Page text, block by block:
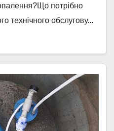
потрібно
технічного обслугову...